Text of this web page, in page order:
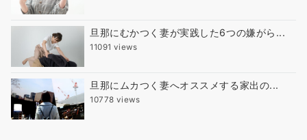
旦那にむかつく妻が実践した6つの嫌がら...
11091 views
旦那にムカつく妻へオススメする家出の...
10778 views